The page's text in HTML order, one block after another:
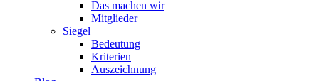
Das machen wir
Mitglieder
Siegel
Bedeutung
Kriterien
Auszeichnung